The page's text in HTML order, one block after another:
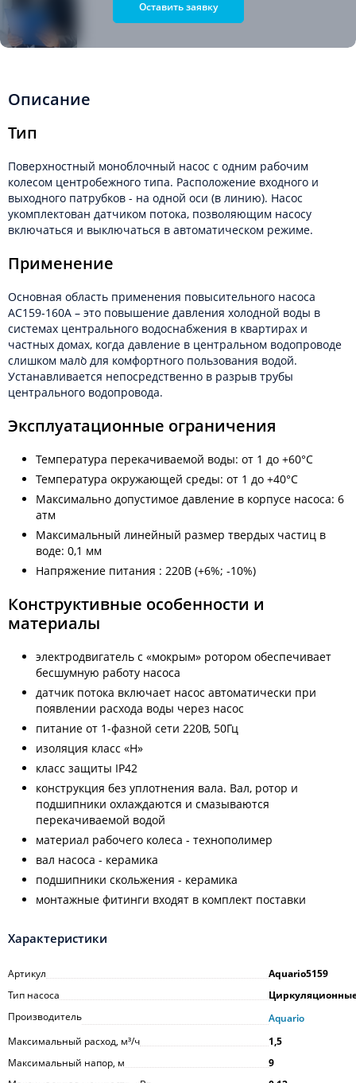
Оставить заявку
Описание
Тип
Поверхностный моноблочный насос с одним рабочим
колесом центробежного типа. Расположение входного и
выходного патрубков - на одной оси (в линию). Насос
укомплектован датчиком потока, позволяющим насосу
включаться и выключаться в автоматическом режиме.
Применение
Основная область применения повысительного насоса
АС159-160А – это повышение давления холодной воды в
системах центрального водоснабжения в квартирах и
частных домах, когда давление в центральном водопроводе
слишком мало̀ для комфортного пользования водой.
Устанавливается непосредственно в разрыв трубы
центрального водопровода.
Эксплуатационные ограничения
Температура перекачиваемой воды: от 1 до +60°С
Температура окружающей среды: от 1 до +40°С
Максимально допустимое давление в корпусе насоса: 6
атм
Максимальный линейный размер твердых частиц в
воде: 0,1 мм
Напряжение питания : 220В (+6%; -10%)
Конструктивные особенности и
материалы
электродвигатель с «мокрым» ротором обеспечивает
бесшумную работу насоса
датчик потока включает насос автоматически при
появлении расхода воды через насос
питание от 1-фазной сети 220В, 50Гц
изоляция класс «Н»
класс защиты IP42
конструкция без уплотнения вала. Вал, ротор и
подшипники охлаждаются и смазываются
перекачиваемой водой
материал рабочего колеса - технополимер
вал насоса - керамика
подшипники скольжения - керамика
монтажные фитинги входят в комплект поставки
Характеристики
Артикул
Aquario5159
Тип насоса
Производитель
Aquario
Максимальный расход, м³/ч
1,5
Максимальный напор, м
9